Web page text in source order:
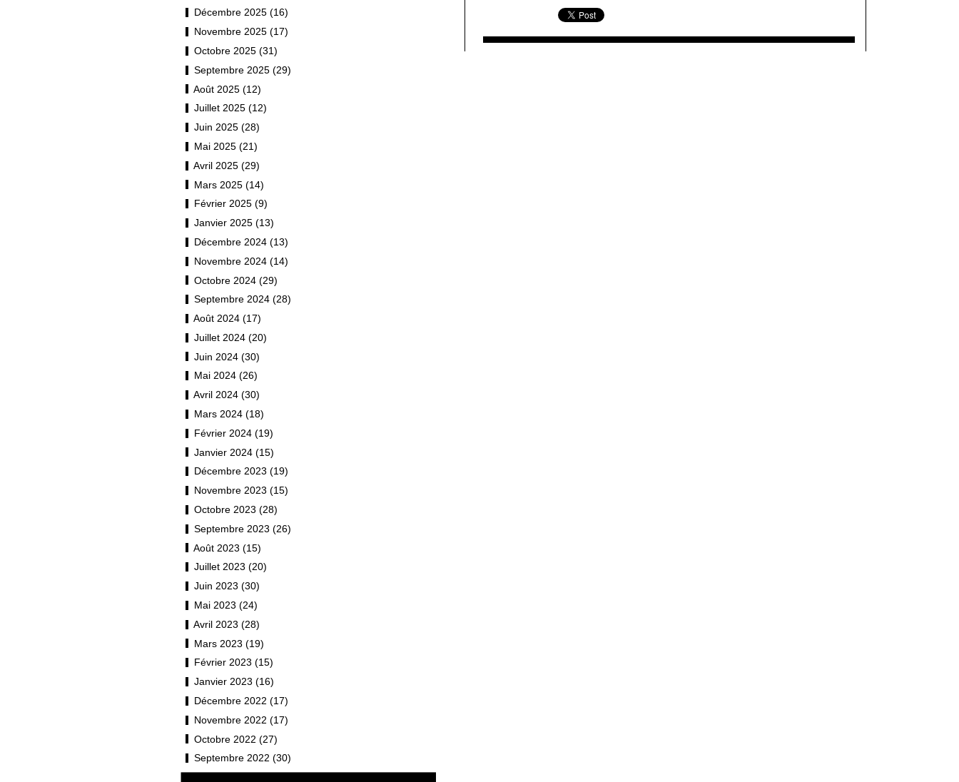
Décembre 2025 (16)
Novembre 2025 (17)
Octobre 2025 (31)
Septembre 2025 (29)
Août 2025 (12)
Juillet 2025 (12)
Juin 2025 (28)
Mai 2025 (21)
Avril 2025 (29)
Mars 2025 (14)
Février 2025 (9)
Janvier 2025 (13)
Décembre 2024 (13)
Novembre 2024 (14)
Octobre 2024 (29)
Septembre 2024 (28)
Août 2024 (17)
Juillet 2024 (20)
Juin 2024 (30)
Mai 2024 (26)
Avril 2024 (30)
Mars 2024 (18)
Février 2024 (19)
Janvier 2024 (15)
Décembre 2023 (19)
Novembre 2023 (15)
Octobre 2023 (28)
Septembre 2023 (26)
Août 2023 (15)
Juillet 2023 (20)
Juin 2023 (30)
Mai 2023 (24)
Avril 2023 (28)
Mars 2023 (19)
Février 2023 (15)
Janvier 2023 (16)
Décembre 2022 (17)
Novembre 2022 (17)
Octobre 2022 (27)
Septembre 2022 (30)